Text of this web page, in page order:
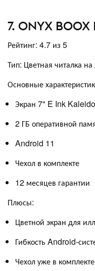
7. ONYX
Рейтинг: 4.7 из 5
Тип: Цветная читалка
Основные
Экран 7" E Ink
2 ГБ оперативной
Android 11
Чехол в комплекте
12 месяцев гарантии
Плюсы:
Цветной экран для
Гибкость Android-
Чехол уже в комплекте